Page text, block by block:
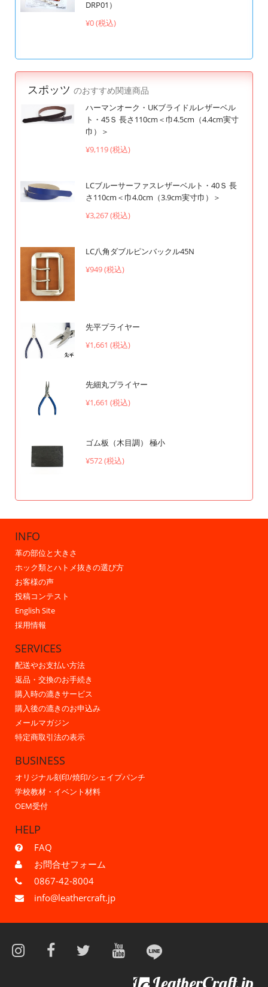
DRP01）
¥0 (税込)
スポッツ のおすすめ関連商品
ハーマンオーク・UKブライドルレザーベル
ト・45Ｓ 長さ110cm＜巾4.5cm（4.4cm実寸
巾）＞
¥9,119 (税込)
LCブルーサーファスレザーベルト・40Ｓ 長
さ110cm＜巾4.0cm（3.9cm実寸巾）＞
¥3,267 (税込)
LC八角ダブルピンバックル45N
¥949 (税込)
先平プライヤー
¥1,661 (税込)
先細丸プライヤー
¥1,661 (税込)
ゴム板（木目調） 極小
¥572 (税込)
INFO
革の部位と大きさ
ホック類とハトメ抜きの選び方
お客様の声
投稿コンテスト
English Site
採用情報
SERVICES
配送やお支払い方法
返品・交換のお手続き
購入時の漉きサービス
購入後の漉きのお申込み
メールマガジン
特定商取引法の表示
BUSINESS
オリジナル刻印/焼印/シェイプパンチ
学校教材・イベント材料
OEM受付
HELP
FAQ
お問合せフォーム
0867-42-8004
info@leathercraft.jp